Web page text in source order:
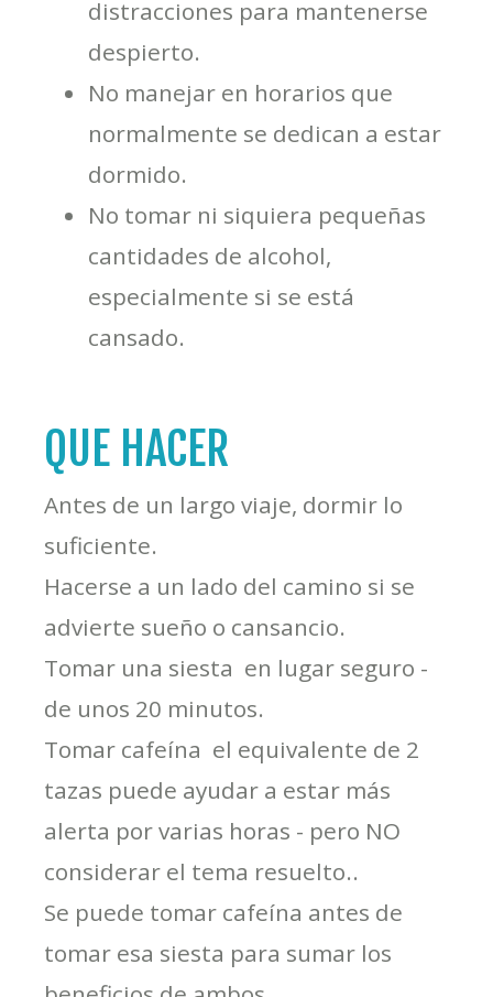
distracciones para mantenerse
despierto.
No manejar en horarios que
normalmente se dedican a estar
dormido.
No tomar ni siquiera pequeñas
cantidades de alcohol,
especialmente si se está
cansado.
QUE HACER
Antes de un largo viaje, dormir lo
suficiente.
Hacerse a un lado del camino si se
advierte sueño o cansancio.
Tomar una siesta  en lugar seguro -
de unos 20 minutos.
Tomar cafeína  el equivalente de 2
tazas puede ayudar a estar más
alerta por varias horas - pero NO
considerar el tema resuelto..
Se puede tomar cafeína antes de
tomar esa siesta para sumar los